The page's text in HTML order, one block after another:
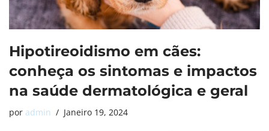
Hipotireoidismo em cães:
conheça os sintomas e impactos
na saúde dermatológica e geral
por admin Janeiro 19, 2024